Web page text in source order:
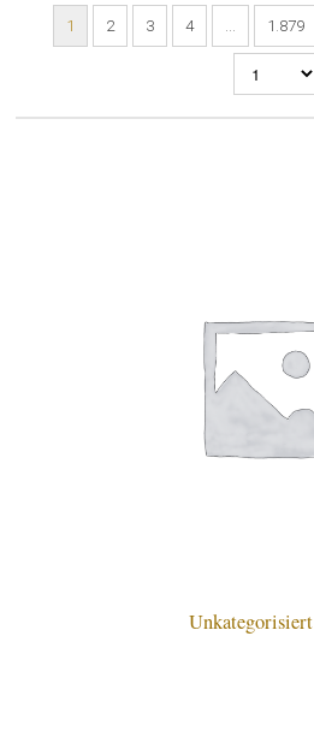
1 2 3 4 1.879
Unkategorisiert